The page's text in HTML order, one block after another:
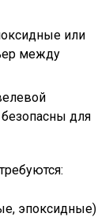
или
между
для
эпоксидные)